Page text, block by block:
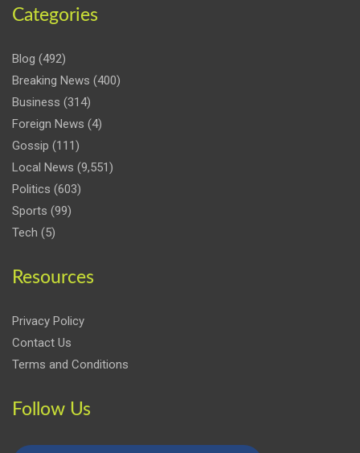
Categories
Blog (492)
Breaking News (400)
Business (314)
Foreign News (4)
Gossip (111)
Local News (9,551)
Politics (603)
Sports (99)
Tech (5)
Resources
Privacy Policy
Contact Us
Terms and Conditions
Follow Us